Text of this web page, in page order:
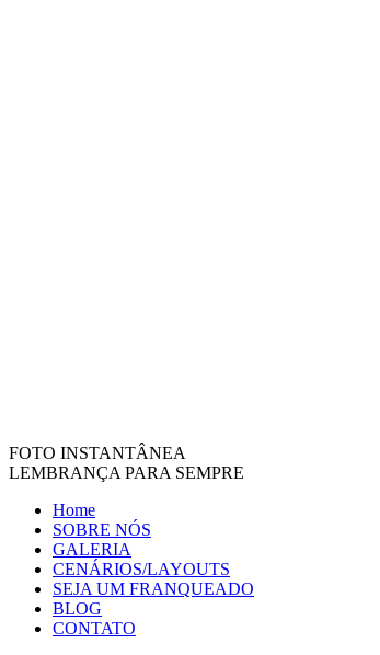
FOTO INSTANTÂNEA
LEMBRANÇA PARA SEMPRE
Home
SOBRE NÓS
GALERIA
CENÁRIOS/LAYOUTS
SEJA UM FRANQUEADO
BLOG
CONTATO